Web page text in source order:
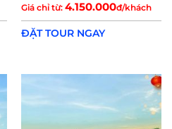
Giá chỉ từ: 4.150.000đ/khách
ĐẶT TOUR NGAY